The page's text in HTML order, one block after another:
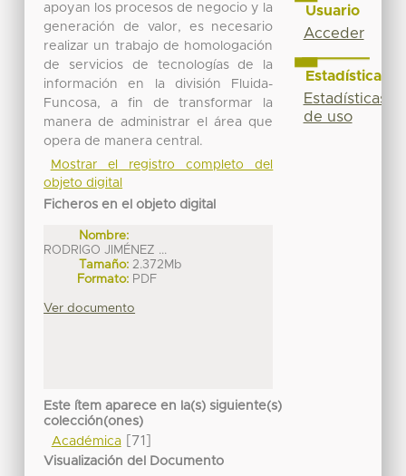
apoyan los procesos de negocio y la
generación de valor, es necesario
realizar un trabajo de homologación
de servicios de tecnologías de la
información en la división Fluida-
Funcosa, a fin de transformar la
manera de administrar el área que
opera de manera central.
Mostrar el registro completo del
objeto digital
Ficheros en el objeto digital
Nombre:
RODRIGO JIMÉNEZ ...
Tamaño: 2.372Mb
Formato: PDF
Ver documento
Este ítem aparece en la(s) siguiente(s)
colección(ones)
Académica[71]
Visualización del Documento
Usuario
Acceder
Estadísticas
Estadísticas
de uso